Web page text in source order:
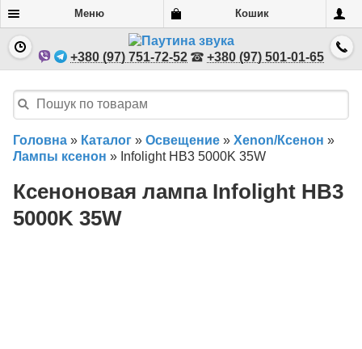
Меню Кошик
+380 (97) 751-72-52 +380 (97) 501-01-65
Головна » Каталог » Освещение » Xenon/Ксенон »
Лампы ксенон » Infolight HB3 5000K 35W
Ксеноновая лампа Infolight HB3
5000K 35W